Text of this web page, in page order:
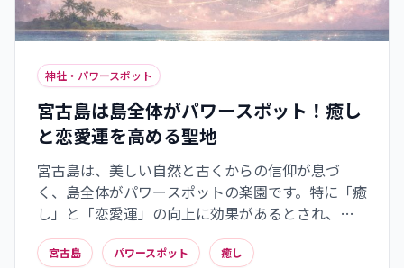
神社・パワースポット
宮古島は島全体がパワースポット！癒し
と恋愛運を高める聖地
宮古島は、美しい自然と古くからの信仰が息づ
く、島全体がパワースポットの楽園です。特に「癒
し」と「恋愛運」の向上に効果があるとされ、漲
水御嶽や通り池など、神秘的な聖地が点在してい
ます。自然のエネルギーを感じながら、心身を浄化
宮古島 パワースポット 癒し